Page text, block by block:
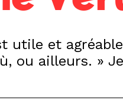
utile et
ou ailleurs. »